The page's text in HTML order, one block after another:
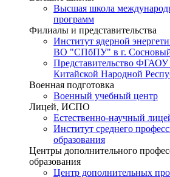
Высшая школа
программ
Филиалы и представительства
Институт ядерной
ВО "СПбПУ" в г.
Представительство
Китайской Народной
Военная подготовка
Военный учебный центр
Лицей, ИСПО
Естественно-научный
Институт среднего
образования
Центры дополнительного
образования
Центр дополнительных